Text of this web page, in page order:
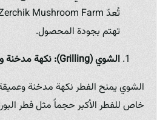
تهتم بجودة المحصول.
الشوي (Grilling): نكهة مدخنة ومميزة
الشوي يمنح الفطر نكهة مدخنة
خاص للفطر الأكبر حجماً مثل فطر